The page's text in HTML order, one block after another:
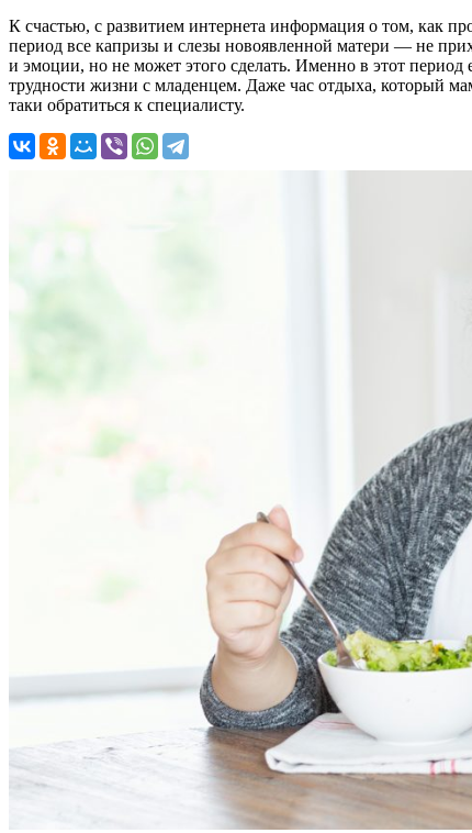
К счастью, с развитием интернета информация о том, как
период все капризы и слезы новоявленной матери — не
и эмоции, но не может этого сделать. Именно в этот
трудности жизни с младенцем. Даже час отдыха, который
таки обратиться к специалисту.